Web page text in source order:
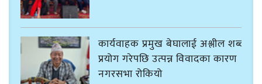
कार्यवाहक प्रमुख बेघालाई अश्लील शब्द
प्रयोग गरेपछि उत्पन्न विवादका कारण
नगरसभा रोकियो